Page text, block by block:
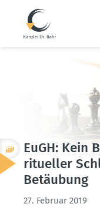
EuGH: Kein
ritueller
Betäubung
27. Februar 2019